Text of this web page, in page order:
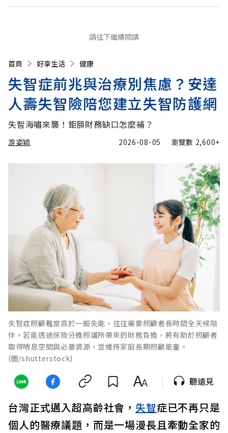
請往下繼續閱讀
首頁 好享生活 健康
失智症前兆與治療別焦慮？安達
人壽失智險陪您建立失智防護網
失智海嘯來襲！鉅額財務缺口怎麼補？
游姿穎 2026-08-05 瀏覽數 2,600+
失智症照顧難度高於一般失能，往往需要照顧者長時間全天候陪
伴。若能透過保險分擔照護所帶來的財務負擔，將有助於照顧者
取得喘息空間與必要資源，並維持家庭長期照顧能量。
(圖/shutterstock)
聽遠見
台灣正式邁入超高齡社會， 失智症已不再只是
個人的醫療議題，而是一場漫長且牽動全家的